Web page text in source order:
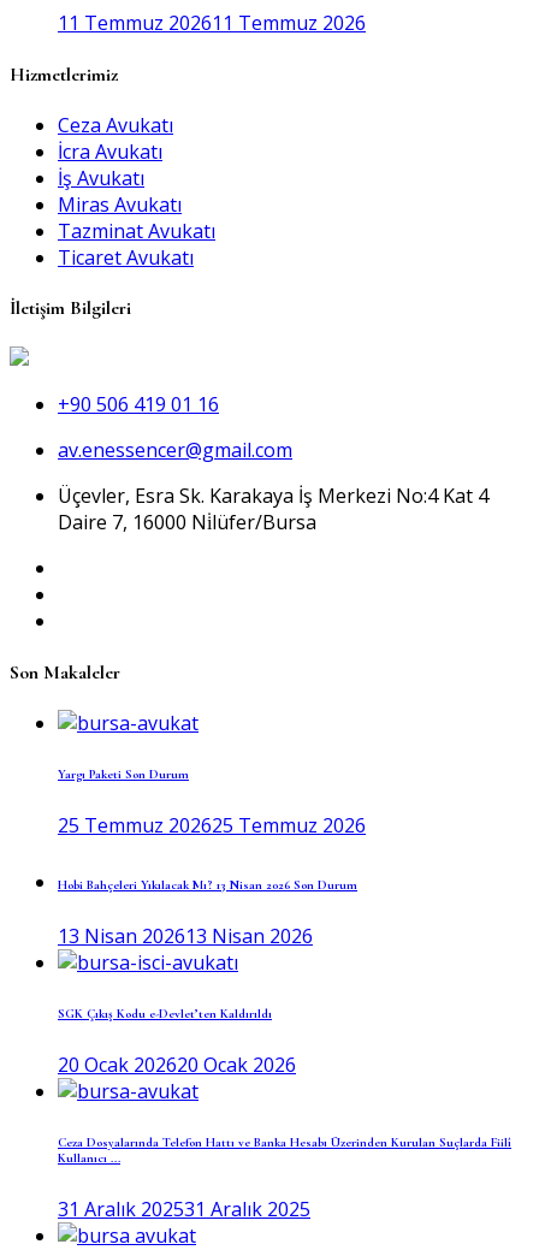
11 Temmuz 202611 Temmuz 2026
Hizmetlerimiz
Ceza Avukatı
İcra Avukatı
İş Avukatı
Miras Avukatı
Tazminat Avukatı
Ticaret Avukatı
İletişim Bilgileri
+90 506 419 01 16
av.enessencer@gmail.com
Üçevler, Esra Sk. Karakaya İş Merkezi No:4 Kat 4
Daire 7, 16000 Ni̇lüfer/Bursa
Son Makaleler
Yargı Paketi Son Durum
25 Temmuz 202625 Temmuz 2026
Hobi Bahçeleri Yıkılacak Mı? 13 Nisan 2026 Son Durum
13 Nisan 202613 Nisan 2026
SGK Çıkış Kodu e-Devlet’ten Kaldırıldı
20 Ocak 202620 Ocak 2026
Ceza Dosyalarında Telefon Hattı ve Banka Hesabı Üzerinden Kurulan Suçlarda Fiilî
Kullanıcı ...
31 Aralık 202531 Aralık 2025